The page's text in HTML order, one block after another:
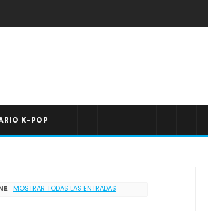
K-POP
. MOSTRAR TODAS LAS ENTRADAS